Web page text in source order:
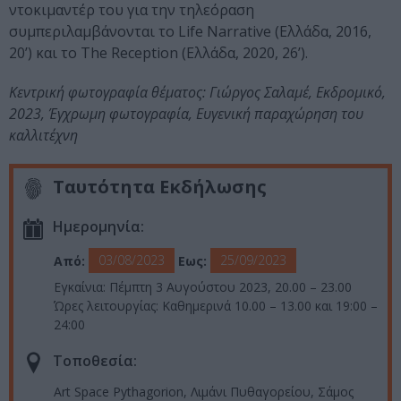
ντοκιμαντέρ του για την τηλεόραση
συμπεριλαμβάνονται το Life Narrative (Ελλάδα, 2016,
20’) και το The Reception (Ελλάδα, 2020, 26’).
Κεντρική φωτογραφία θέματος: Γιώργος Σαλαμέ, Εκδρομικό,
2023, Έγχρωμη φωτογραφία, Ευγενική παραχώρηση του
καλλιτέχνη
Ταυτότητα Εκδήλωσης
Ημερομηνία:
Από: 03/08/2023 Εως:
25/09/2023
Εγκαίνια: Πέμπτη 3 Αυγούστου 2023, 20.00 – 23.00
Ώρες λειτουργίας: Kαθημερινά 10.00 – 13.00 και 19:00 –
24:00
Τοποθεσία:
Art Space Pythagorion, Λιμάνι Πυθαγορείου, Σάμος